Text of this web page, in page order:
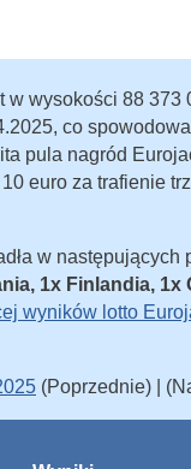
w wysokości 88
co
pula nagród
euro za trafienie
w następujących
1x Finlandia, 1x
wyników lotto
(Poprzednie) |